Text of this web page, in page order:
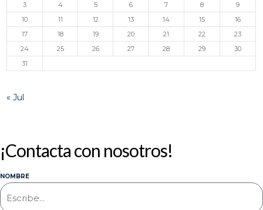
3
4 5 6 7 8
9
10
11 12 13 14 15
16
17
18 19 20 21 22
23
24
25 26 27 28 29
30
31
« Jul
¡Contacta con nosotros!
NOMBRE